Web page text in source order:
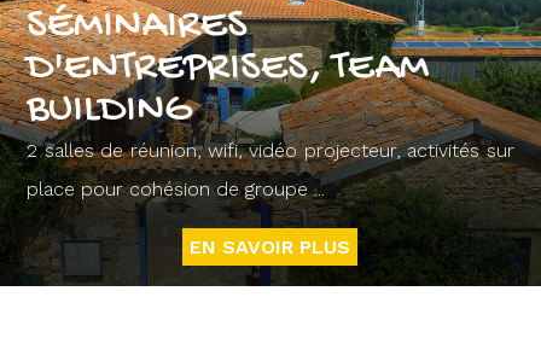
SÉMINAIRES
D'ENTREPRISES, TEAM
BUILDING
2 salles de réunion, wifi, vidéo projecteur, activités sur
place pour cohésion de groupe ...
EN SAVOIR PLUS